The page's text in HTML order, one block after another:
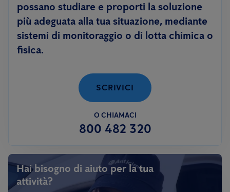
possano studiare e proporti la soluzione
più adeguata alla tua situazione, mediante
sistemi di monitoraggio o di lotta chimica o
fisica.
SCRIVICI
O CHIAMACI
800 482 320
Hai bisogno di aiuto per la tua
attività?